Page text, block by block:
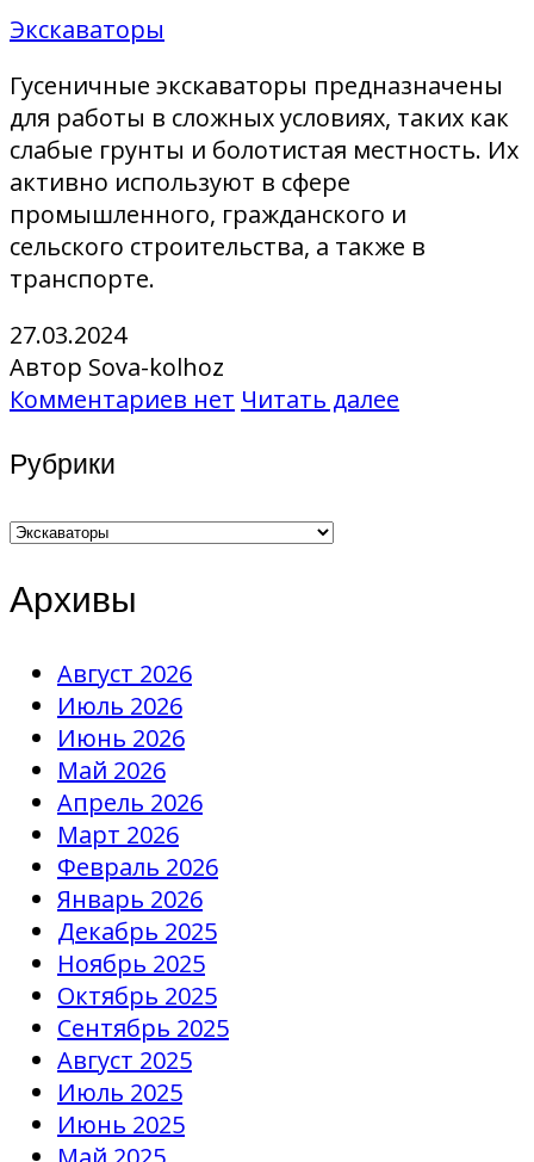
Экскаваторы
Гусеничные экскаваторы предназначены
для работы в сложных условиях, таких как
слабые грунты и болотистая местность. Их
активно используют в сфере
промышленного, гражданского и
сельского строительства, а также в
транспорте.
27.03.2024
Автор Sova-kolhoz
Комментариев нет Читать далее
Рубрики
Рубрики
Архивы
Август 2026
Июль 2026
Июнь 2026
Май 2026
Апрель 2026
Март 2026
Февраль 2026
Январь 2026
Декабрь 2025
Ноябрь 2025
Октябрь 2025
Сентябрь 2025
Август 2025
Июль 2025
Июнь 2025